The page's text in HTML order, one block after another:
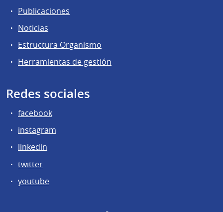
Publicaciones
Noticias
Estructura Organismo
Herramientas de gestión
Redes sociales
facebook
instagram
linkedin
twitter
youtube